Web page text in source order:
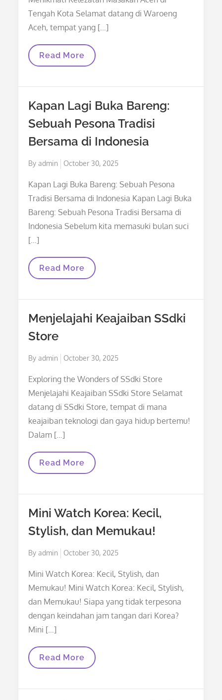
Tengah Kota Selamat datang di Waroeng
Aceh, tempat yang […]
Waroeng
Aceh:
Masakan
Di
Tengah
Kota
Read More
Kapan Lagi Buka Bareng:
Sebuah Pesona Tradisi
Bersama di Indonesia
Byadmin
Posted
October 30, 2025
Kapan Lagi Buka Bareng: Sebuah Pesona
Tradisi Bersama di Indonesia Kapan Lagi Buka
Bareng: Sebuah Pesona Tradisi Bersama di
Indonesia Sebelum kita memasuki bulan suci
[…]
Kapan
Lagi
Sebuah
Tradisi
Bersama
Di
Indonesia
Read More
Menjelajahi Keajaiban SSdki
Store
Byadmin
Posted
October 30, 2025
Exploring the Wonders of SSdki Store
Menjelajahi Keajaiban SSdki Store Selamat
datang di SSdki Store, tempat di mana
keajaiban teknologi dan gaya hidup bertemu!
Dalam […]
Menjelajahi
Keajaiban
Read More
Mini Watch Korea: Kecil,
Stylish, dan Memukau!
Byadmin
Posted
October 30, 2025
Mini Watch Korea: Kecil, Stylish, dan
Memukau! Mini Watch Korea: Kecil, Stylish,
dan Memukau! Siapa yang tidak terpesona
dengan keindahan jam tangan dari Korea?
Mini […]
Mini
Watch
Stylish,
Read More